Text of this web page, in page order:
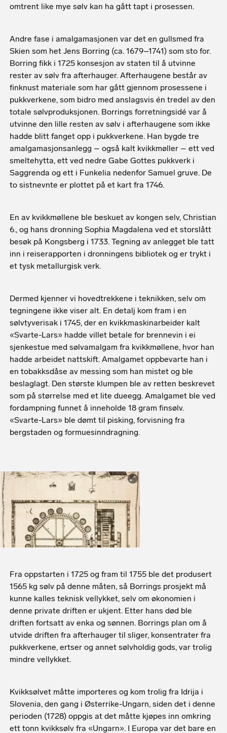
omtrent like mye sølv kan ha gått tapt i prosessen.
Andre fase i amalgamasjonen var det en gullsmed fra
Skien som het Jens Borring (ca. 1679–1741) som sto for.
Borring fikk i 1725 konsesjon av staten til å utvinne
rester av sølv fra afterhauger. Afterhaugene består av
finknust materiale som har gått gjennom prosessene i
pukkverkene, som bidro med anslagsvis én tredel av den
totale sølvproduksjonen. Borrings forretningsidé var å
utvinne den lille resten av sølv i afterhaugene som ikke
hadde blitt fanget opp i pukkverkene. Han bygde tre
amalgamasjonsanlegg – også kalt kvikkmøller – ett ved
smeltehytta, ett ved nedre Gabe Gottes pukkverk i
Saggrenda og ett i Funkelia nedenfor Samuel gruve. De
to sistnevnte er plottet på et kart fra 1746.
En av kvikkmøllene ble beskuet av kongen selv, Christian
6., og hans dronning Sophia Magdalena ved et storslått
besøk på Kongsberg i 1733. Tegning av anlegget ble tatt
inn i reiserapporten i dronningens bibliotek og er trykt i
et tysk metallurgisk verk.
Dermed kjenner vi hovedtrekkene i teknikken, selv om
tegningene ikke viser alt. En detalj kom fram i en
sølvtyverisak i 1745, der en kvikkmaskinarbeider kalt
«Svarte-Lars» hadde villet betale for brennevin i ei
sjenkestue med sølvamalgam fra kvikkmøllene, hvor han
hadde arbeidet nattskift. Amalgamet oppbevarte han i
en tobakksdåse av messing som han mistet og ble
beslaglagt. Den største klumpen ble av retten beskrevet
som på størrelse med et lite dueegg. Amalgamet ble ved
fordampning funnet å inneholde 18 gram finsølv.
«Svarte-Lars» ble dømt til pisking, forvisning fra
bergstaden og formuesinndragning.
materialet fra afterhaugene. Diameteren på karene var
Fra oppstarten i 1725 og fram til 1755 ble det produsert
1565 kg sølv på denne måten, så Borrings prosjekt må
kunne kalles teknisk vellykket, selv om økonomien i
denne private driften er ukjent. Etter hans død ble
driften fortsatt av enka og sønnen. Borrings plan om å
utvide driften fra afterhauger til sliger, konsentrater fra
pukkverkene, ertser og annet sølvholdig gods, var trolig
mindre vellykket.
Kvikksølvet måtte importeres og kom trolig fra Idrija i
Slovenia, den gang i Østerrike-Ungarn, siden det i denne
perioden (1728) oppgis at det måtte kjøpes inn omkring
ett tonn kvikksølv fra «Ungarn». I Europa var det bare en